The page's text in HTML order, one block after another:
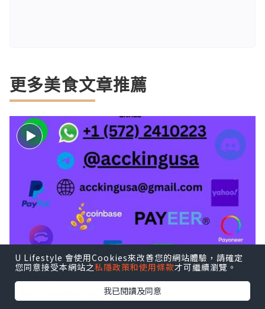
更多美食文章推薦
Step-by-Step: How to Buy, GitHub
Accounts In 20..
U Lifestyle 會使用Cookies來改善您的網站體驗，請確定
您同意接受本網站之私隱政策和使用條款才可繼續瀏覽。
我已閱讀及同意